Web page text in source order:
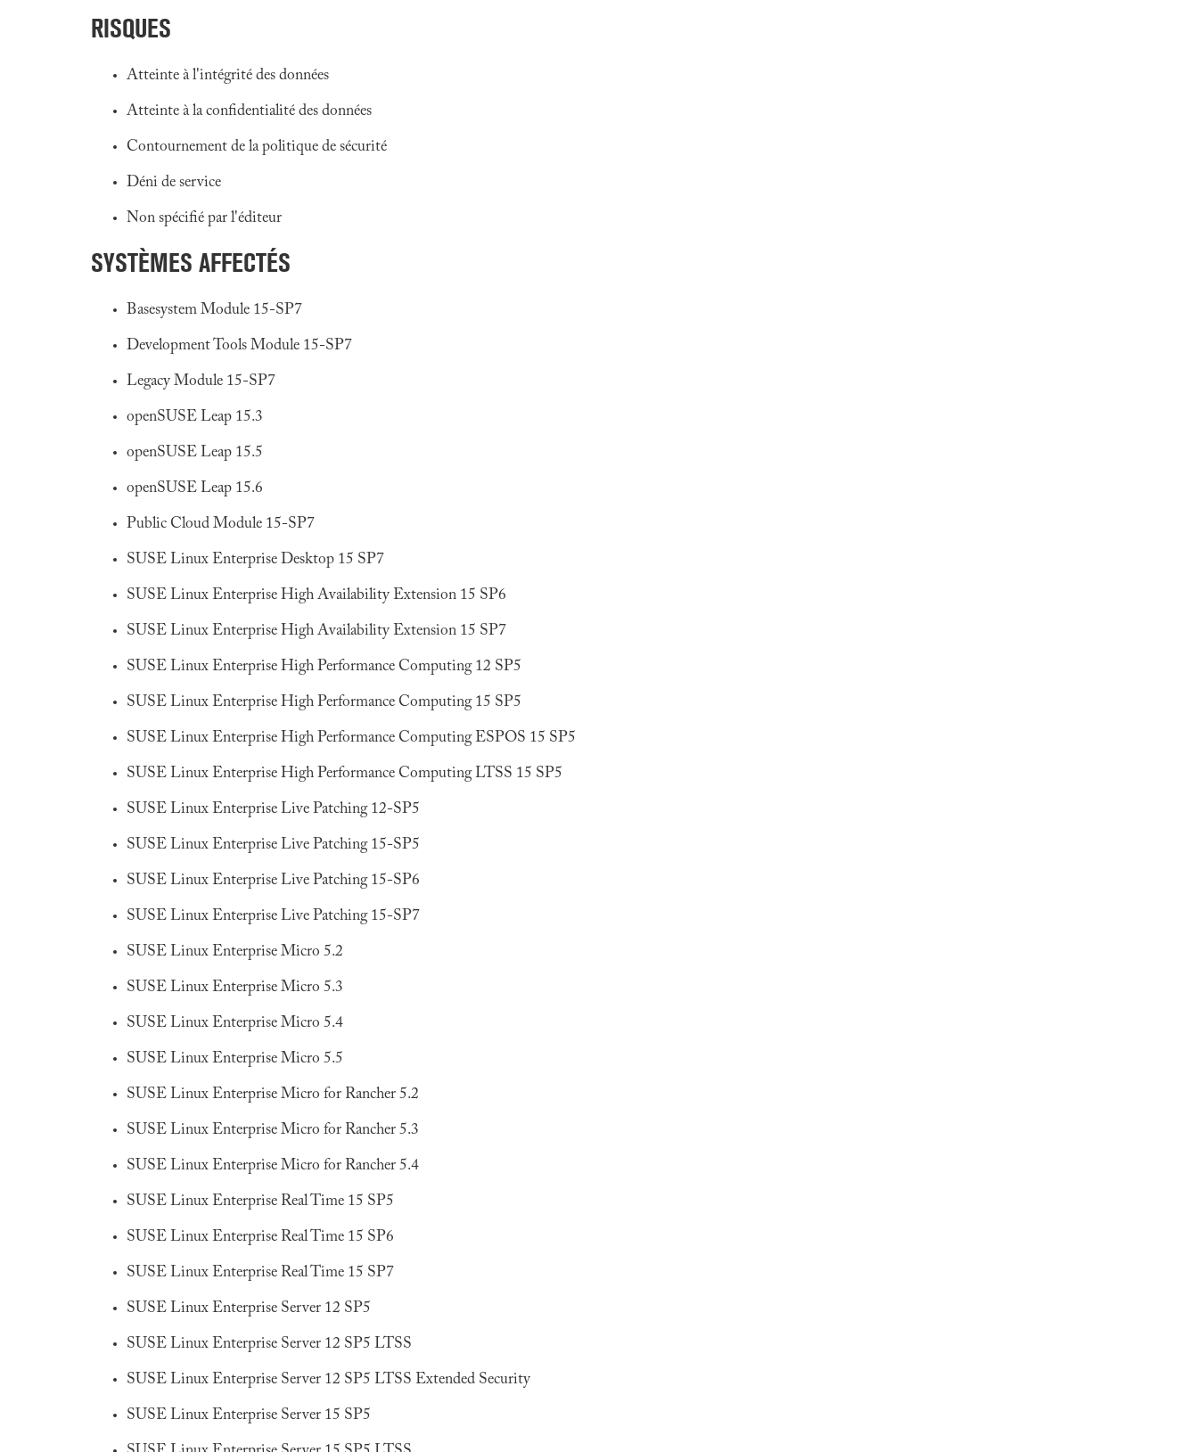
RISQUES
Atteinte à l'intégrité des données
Atteinte à la confidentialité des données
Contournement de la politique de sécurité
Déni de service
Non spécifié par l'éditeur
SYSTÈMES AFFECTÉS
Basesystem Module 15-SP7
Development Tools Module 15-SP7
Legacy Module 15-SP7
openSUSE Leap 15.3
openSUSE Leap 15.5
openSUSE Leap 15.6
Public Cloud Module 15-SP7
SUSE Linux Enterprise Desktop 15 SP7
SUSE Linux Enterprise High Availability Extension 15 SP6
SUSE Linux Enterprise High Availability Extension 15 SP7
SUSE Linux Enterprise High Performance Computing 12 SP5
SUSE Linux Enterprise High Performance Computing 15 SP5
SUSE Linux Enterprise High Performance Computing ESPOS 15 SP5
SUSE Linux Enterprise High Performance Computing LTSS 15 SP5
SUSE Linux Enterprise Live Patching 12-SP5
SUSE Linux Enterprise Live Patching 15-SP5
SUSE Linux Enterprise Live Patching 15-SP6
SUSE Linux Enterprise Live Patching 15-SP7
SUSE Linux Enterprise Micro 5.2
SUSE Linux Enterprise Micro 5.3
SUSE Linux Enterprise Micro 5.4
SUSE Linux Enterprise Micro 5.5
SUSE Linux Enterprise Micro for Rancher 5.2
SUSE Linux Enterprise Micro for Rancher 5.3
SUSE Linux Enterprise Micro for Rancher 5.4
SUSE Linux Enterprise Real Time 15 SP5
SUSE Linux Enterprise Real Time 15 SP6
SUSE Linux Enterprise Real Time 15 SP7
SUSE Linux Enterprise Server 12 SP5
SUSE Linux Enterprise Server 12 SP5 LTSS
SUSE Linux Enterprise Server 12 SP5 LTSS Extended Security
SUSE Linux Enterprise Server 15 SP5